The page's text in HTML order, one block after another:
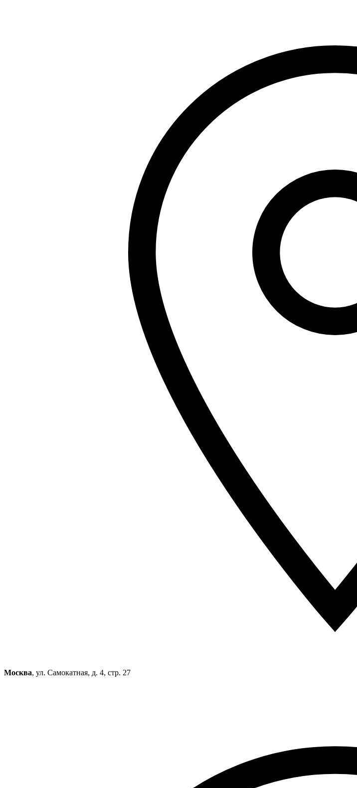
Москва, ул. Самокатная, д. 4, стр. 27